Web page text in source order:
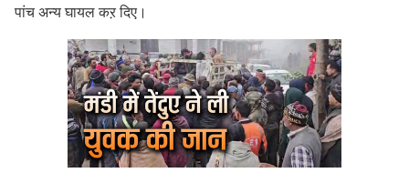
पांच अन्य घायल कऱ दिए।